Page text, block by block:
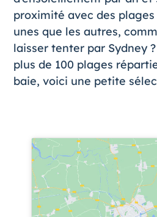
proximité avec des
unes que les autres,
laisser tenter par Sydney
plus de 100 plages
baie, voici une petite